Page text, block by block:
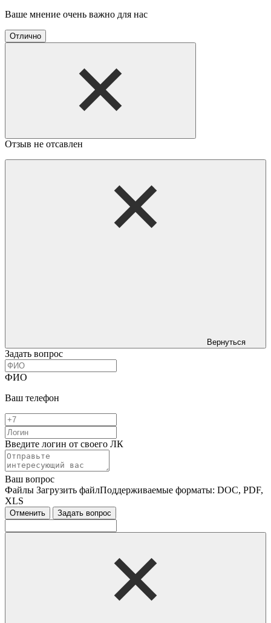
Ваше мнение очень важно для нас
Отлично
Отзыв не отсавлен
Вернуться
Задать вопрос
ФИО
Ваш телефон
Введите логин от своего ЛК
Ваш вопрос
Файлы Загрузить файлПоддерживаемые форматы: DOC, PDF,
XLS
Отменить Задать вопрос